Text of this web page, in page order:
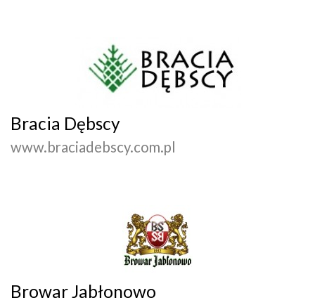
Bracia Dębscy
www.braciadebscy.com.pl
Browar Jabłonowo